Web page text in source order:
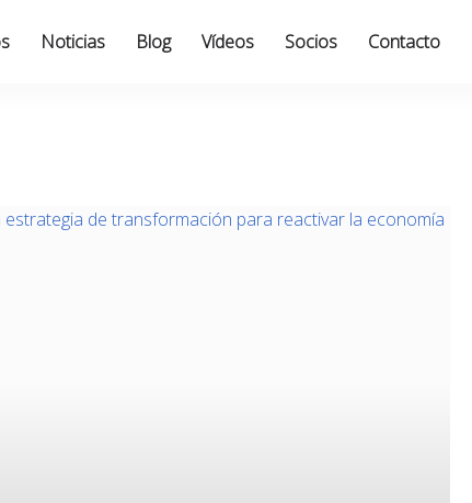
Noticias Blog Vídeos Socios Contacto